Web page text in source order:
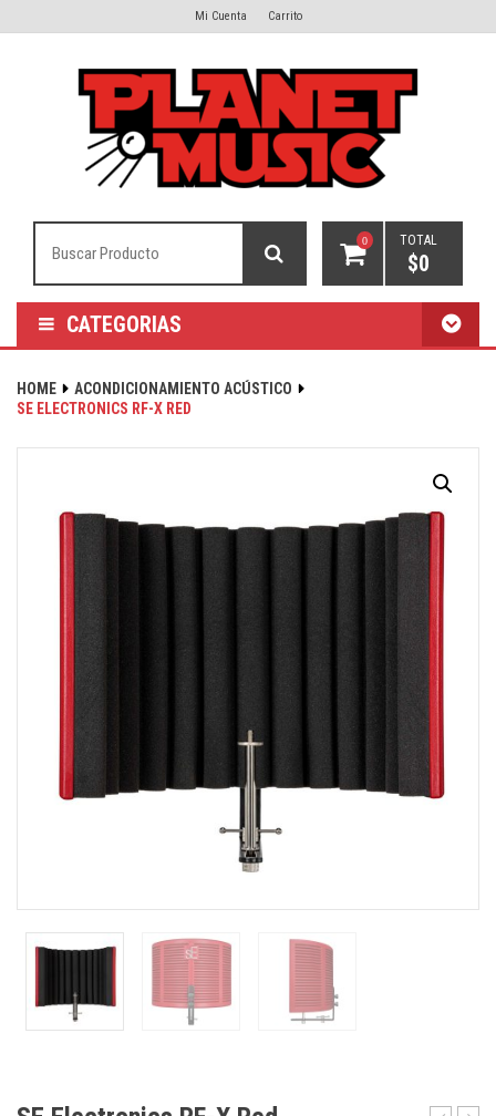
Mi Cuenta Carrito
0 TOTAL
$0
CATEGORIAS
HOME
ACONDICIONAMIENTO ACÚSTICO
SE ELECTRONICS RF-X RED